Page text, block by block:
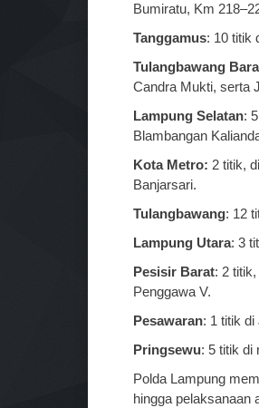
Bumiratu, Km
Tanggamus: 10 titik
Tulangbawang
Candra Mukti, serta
Lampung Selatan:
Blambangan
Kota Metro: 2 titik,
Banjarsari.
Tulangbawang: 12
Lampung Utara: 3
Pesisir Barat: 2
Penggawa V.
Pesawaran: 1 titik di
Pringsewu: 5 titik di
Polda Lampung
hingga pelaksanaan